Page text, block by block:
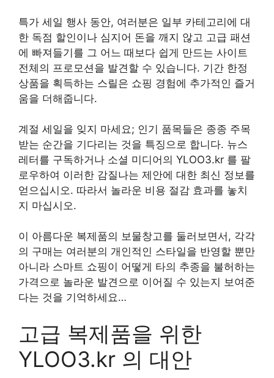
특가 세일 행사 동안, 여러분은 일부 카테고리에 대
한 독점 할인이나 심지어 돈을 깨지 않고 고급 패션
에 빠져들기를 그 어느 때보다 쉽게 만드는 사이트
전체의 프로모션을 발견할 수 있습니다. 기간 한정
상품을 획득하는 스릴은 쇼핑 경험에 추가적인 즐거
움을 더해줍니다.
계절 세일을 잊지 마세요; 인기 품목들은 종종 주목
받는 순간을 기다리는 것을 특징으로 합니다. 뉴스
레터를 구독하거나 소셜 미디어의 YLOO3.kr 를 팔
로우하여 이러한 감질나는 제안에 대한 최신 정보를
얻으십시오. 따라서 놀라운 비용 절감 효과를 놓치
지 마십시오.
이 아름다운 복제품의 보물창고를 둘러보면서, 각각
의 구매는 여러분의 개인적인 스타일을 반영할 뿐만
아니라 스마트 쇼핑이 어떻게 타의 추종을 불허하는
가격으로 놀라운 발견으로 이어질 수 있는지 보여준
다는 것을 기억하세요…
고급 복제품을 위한
YLOO3.kr 의 대안